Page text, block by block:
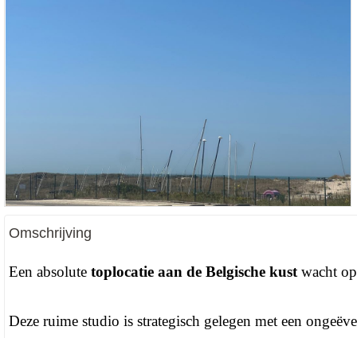
Omschrijving
Een absolute toplocatie aan de Belgische kust wacht
Deze ruime studio is strategisch gelegen met een